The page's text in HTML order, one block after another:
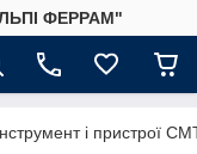
ФЕРРАМ"
і пристрої